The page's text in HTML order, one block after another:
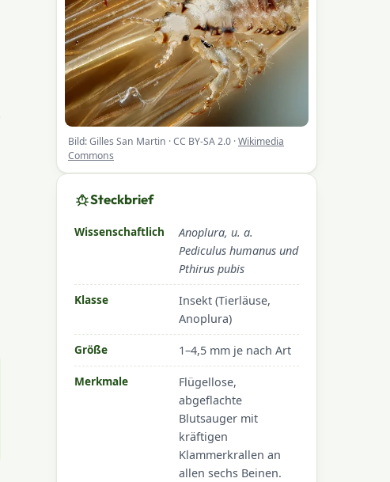
Bild: Gilles San Martin · CC BY-SA 2.0 ·Wikimedia
Commons
Steckbrief
Wissenschaftlich
Anoplura, u. a.
Pediculus humanus und
Pthirus pubis
Klasse
Insekt (Tierläuse,
Anoplura)
Größe 1–4,5 mm je nach Art
Merkmale
Flügellose,
abgeflachte
Blutsauger mit
kräftigen
Klammerkrallen an
allen sechs Beinen.